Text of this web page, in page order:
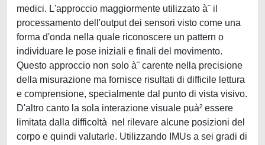
medici. L'approccio maggiormente utilizzato à¨ il
processamento dell'output dei sensori visto come una
forma d'onda nella quale riconoscere un pattern o
individuare le pose iniziali e finali del movimento.
Questo approccio non solo à¨ carente nella precisione
della misurazione ma fornisce risultati di difficile lettura
e comprensione, specialmente dal punto di vista visivo.
D'altro canto la sola interazione visuale puà² essere
limitata dalla difficoltà nel rilevare alcune posizioni del
corpo e quindi valutarle. Utilizzando IMUs a sei gradi di